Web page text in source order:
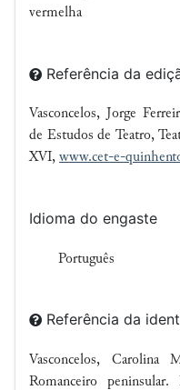
vermelha
Referência da
Vasconcelos, Jorge
de Estudos de Teatro,
XVI, www.cet-e-
Idioma do engaste
Português
Referência da
Vasconcelos, Carolina
Romanceiro